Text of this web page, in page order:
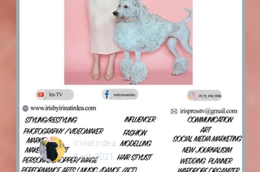
irinatirdea
8 ott 2021